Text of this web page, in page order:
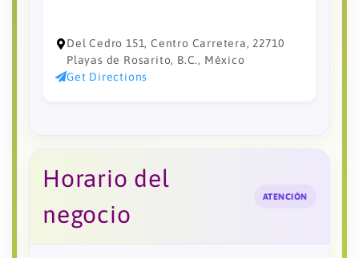
Del Cedro 151, Centro Carretera, 22710
Playas de Rosarito, B.C., México
Get Directions
Horario del
negocio
ATENCIÓN